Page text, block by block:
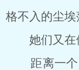
格不入的尘埃
她们又在佛
距离一个